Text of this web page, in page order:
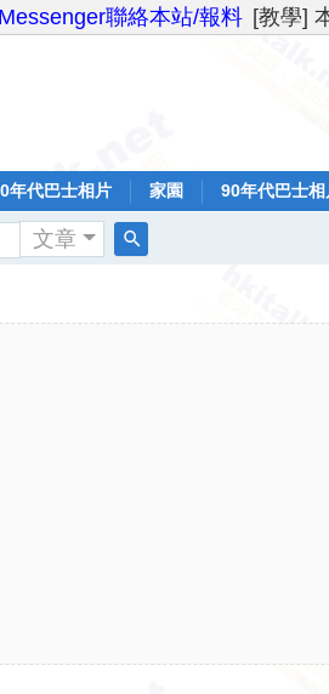
聯絡本站/報料 [教學]
年代巴士相片 家園 90年代巴士相
文章